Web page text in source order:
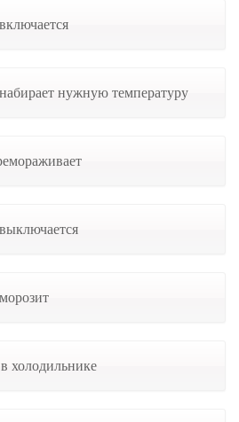
нужную температуру
холодильнике